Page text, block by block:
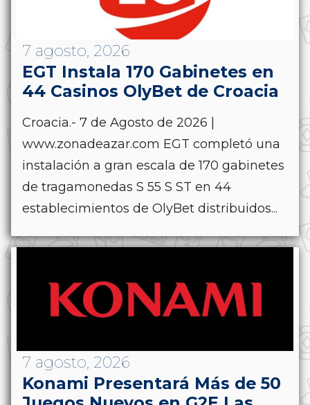
7 agosto, 2026
EGT Instala 170 Gabinetes en
44 Casinos OlyBet de Croacia
Croacia.- 7 de Agosto de 2026 |
www.zonadeazar.com EGT completó una
instalación a gran escala de 170 gabinetes
de tragamonedas S 55 S ST en 44
establecimientos de OlyBet distribuidos...
7 agosto, 2026
Konami Presentará Más de 50